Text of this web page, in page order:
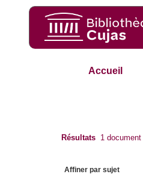
Accueil
Résultats 1 document
Affiner par sujet